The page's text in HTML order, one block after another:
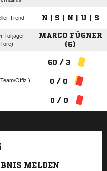
Trend N | S | N | U | S
Torjäger
MARCO FÜGNER
(6)
Offiz.)
60 / 3
0 / 0
0 / 0
MELDEN